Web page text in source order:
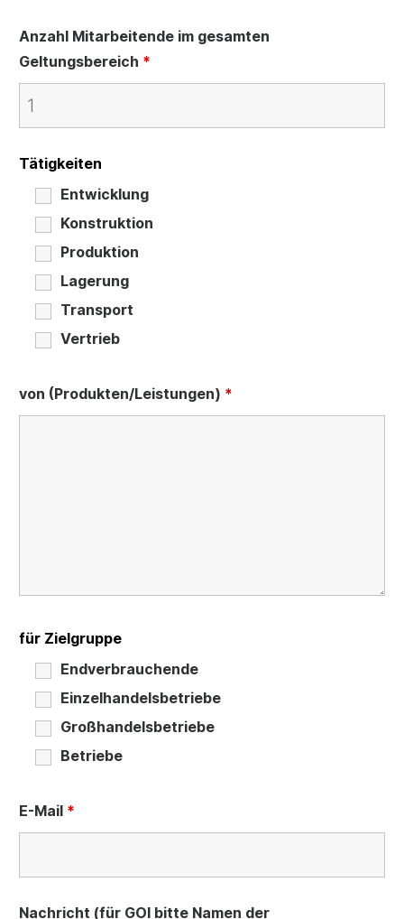
Anzahl Mitarbeitende im gesamten
Geltungsbereich *
Tätigkeiten
Entwicklung
Konstruktion
Produktion
Lagerung
Transport
Vertrieb
von (Produkten/Leistungen) *
für Zielgruppe
Endverbrauchende
Einzelhandelsbetriebe
Großhandelsbetriebe
Betriebe
E-Mail *
Nachricht (für GOI bitte Namen der